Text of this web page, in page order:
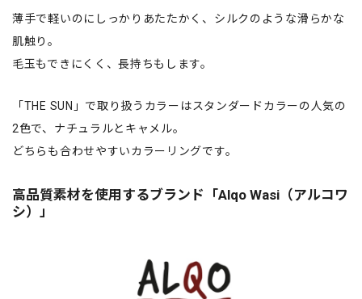
薄手で軽いのにしっかりあたたかく、シルクのような滑らかな
肌触り。
毛玉もできにくく、長持ちもします。
「THE SUN」で取り扱うカラーはスタンダードカラーの人気の
2色で、ナチュラルとキャメル。
どちらも合わせやすいカラーリングです。
高品質素材を使用するブランド「Alqo Wasi（アルコワ
シ）」